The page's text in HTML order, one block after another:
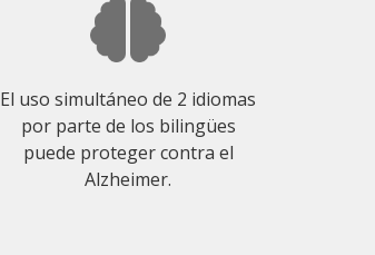
El uso simultáneo de 2 idiomas
por parte de los bilingües
puede proteger contra el
Alzheimer.